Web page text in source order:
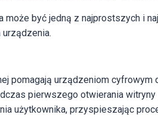
może być jedną z najprostszych i
pomagają urządzeniom cyfrowym
pierwszego otwierania
użytkownika, przyspieszając